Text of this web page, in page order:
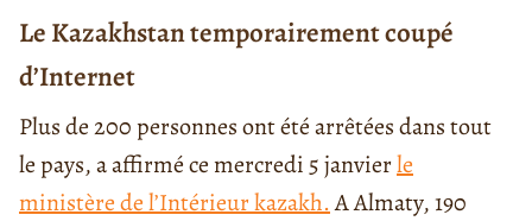
Le Kazakhstan temporairement coupé
d’Internet
Plus de 200 personnes ont été arrêtées dans tout
le pays, a affirmé ce mercredi 5 janvierle
ministère de l’Intérieur kazakh.A Almaty, 190